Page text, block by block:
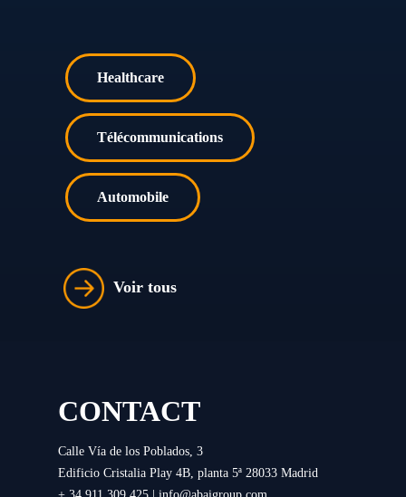
Healthcare
Télécommunications
Automobile
Voir tous
CONTACT
Calle Vía de los Poblados, 3
Edificio Cristalia Play 4B, planta 5ª 28033 Madrid